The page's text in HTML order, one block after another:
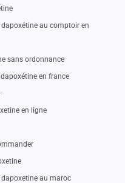
au comptoir en
sans ordonnance
en france
en ligne
au maroc